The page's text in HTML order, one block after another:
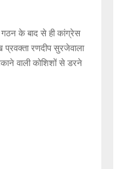
के बाद से ही कांग्रेस
रणदीप सुरजेवाला
वाली कोशिशों से डरने